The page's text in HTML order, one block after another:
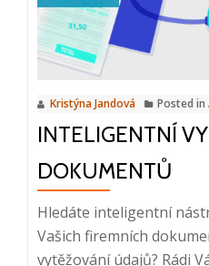
Kristýna Jandová Posted in
INTELIGENTNÍ
DOKUMENTŮ
Hledáte inteligentní
Vašich firemních
vytěžování údajů? Rádi